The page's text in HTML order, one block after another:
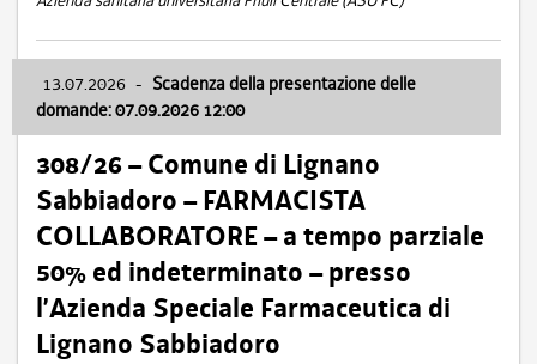
13.07.2026 - Scadenza della presentazione delle
domande: 07.09.2026 12:00
308/26 – Comune di Lignano
Sabbiadoro – FARMACISTA
COLLABORATORE – a tempo parziale
50% ed indeterminato – presso
l’Azienda Speciale Farmaceutica di
Lignano Sabbiadoro